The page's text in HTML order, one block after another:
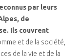
par leurs
de
Ils couvrent
et de la société,
de la vie et de la